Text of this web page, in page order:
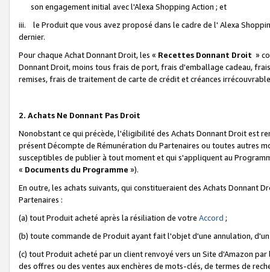
son engagement initial avec l'Alexa Shopping Action ; et
iii. le Produit que vous avez proposé dans le cadre de l' Alexa
dernier.
Pour chaque Achat Donnant Droit, les « Recettes Donnant Droit »
Donnant Droit, moins tous frais de port, frais d'emballage cadeau,
remises, frais de traitement de carte de crédit et créances
2. Achats Ne Donnant Pas Droit
Nonobstant ce qui précède, l'éligibilité des Achats Donnant Droit est
présent Décompte de Rémunération du Partenaires ou toutes autres
susceptibles de publier à tout moment et qui s'appliquent au
« Documents du Programme »).
En outre, les achats suivants, qui constitueraient des Achats Donnant
Partenaires :
(a) tout Produit acheté après la résiliation de votre Accord ;
(b) toute commande de Produit ayant fait l'objet d'une annulation,
(c) tout Produit acheté par un client renvoyé vers un Site d'Amazon
des offres ou des ventes aux enchères de mots-clés, de termes de